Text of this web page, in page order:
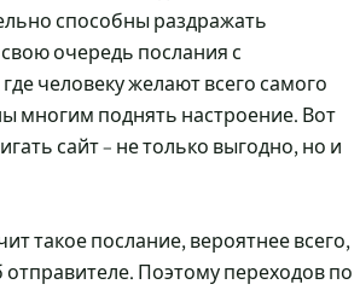
способны раздражать
очередь послания с
человеку желают всего самого
многим поднять настроение. Вот
сайт – не только выгодно, но и
такое послание, вероятнее всего,
отправителе. Поэтому переходов по